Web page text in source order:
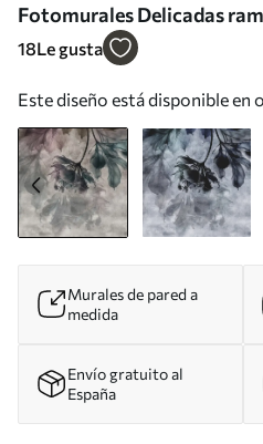
Fotomurales Delicadas
u93927
18Le gusta
Este diseño está disponible en
Murales de pared a
medida
Envío gratuito al
España